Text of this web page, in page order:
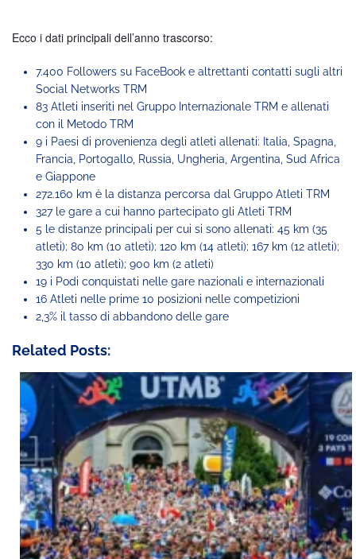
Ecco i dati principali dell’anno trascorso:
7.400 Followers su FaceBook e altrettanti contatti sugli altri
Social Networks TRM
83 Atleti inseriti nel Gruppo Internazionale TRM e allenati
con il Metodo TRM
9 i Paesi di provenienza degli atleti allenati: Italia, Spagna,
Francia, Portogallo, Russia, Ungheria, Argentina, Sud Africa
e Giappone
272.160 km è la distanza percorsa dal Gruppo Atleti TRM
327 le gare a cui hanno partecipato gli Atleti TRM
5 le distanze principali per cui si sono allenati: 45 km (35
atleti); 80 km (10 atleti); 120 km (14 atleti); 167 km (12 atleti);
330 km (10 atleti); 900 km (2 atleti)
19 i Podi conquistati nelle gare nazionali e internazionali
16 Atleti nelle prime 10 posizioni nelle competizioni
2,3% il tasso di abbandono delle gare
Related Posts: